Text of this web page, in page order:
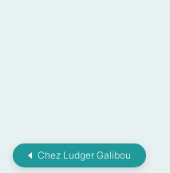
Chez Ludger Galibou